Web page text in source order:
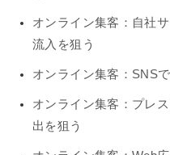
オンライン集客：自社
流入を狙う
オンライン集客：SNS
オンライン集客：プレ
出を狙う